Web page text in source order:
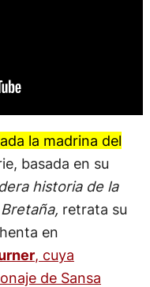
la madrina del
basada en su
historia de la
retrata su
en
, cuya
de Sansa